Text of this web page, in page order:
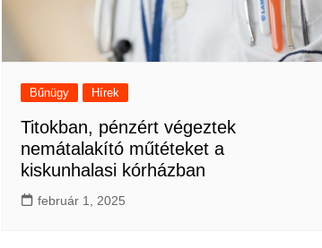
Bűnügy Hírek
Titokban, pénzért végeztek
nemátalakító műtéteket a
kiskunhalasi kórházban
február 1, 2025